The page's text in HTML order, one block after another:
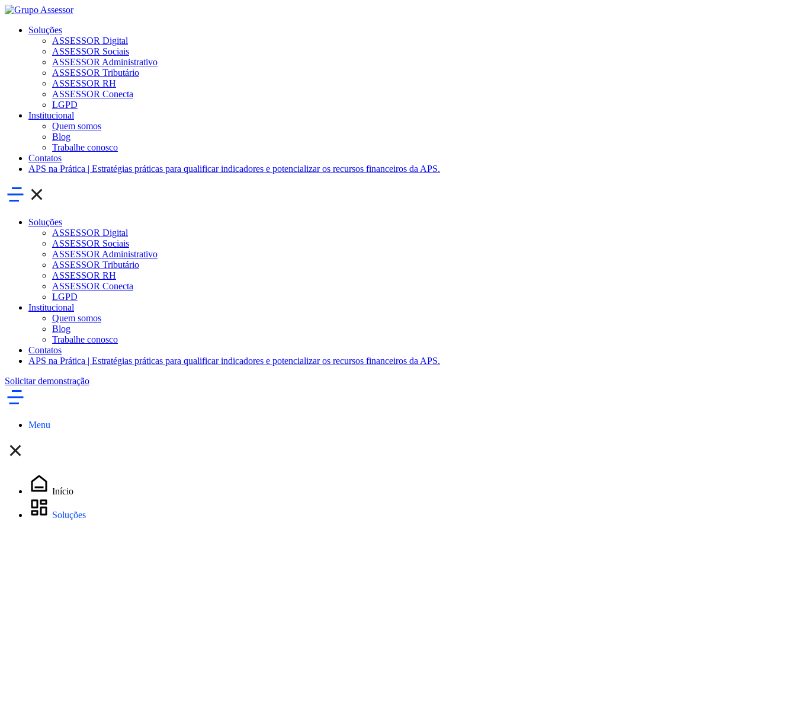
Soluções
ASSESSOR Digital
ASSESSOR Sociais
ASSESSOR Administrativo
ASSESSOR Tributário
ASSESSOR RH
ASSESSOR Conecta
LGPD
Institucional
Quem somos
Blog
Trabalhe conosco
Contatos
APS na Prática | Estratégias práticas para qualificar indicadores e potencializar os recursos financeiros da APS.
Soluções
ASSESSOR Digital
ASSESSOR Sociais
ASSESSOR Administrativo
ASSESSOR Tributário
ASSESSOR RH
ASSESSOR Conecta
LGPD
Institucional
Quem somos
Blog
Trabalhe conosco
Contatos
APS na Prática | Estratégias práticas para qualificar indicadores e potencializar os recursos financeiros da APS.
Solicitar demonstração
Menu
Início
Soluções